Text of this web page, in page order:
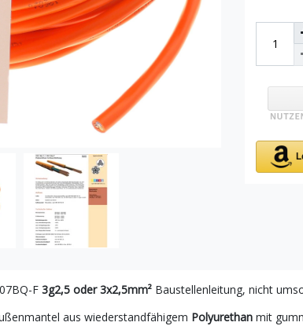
F 3g2,5 oder 3x2,5mm² Baustellenleitung, nicht
aus wiederstandfähigem Polyurethan mit